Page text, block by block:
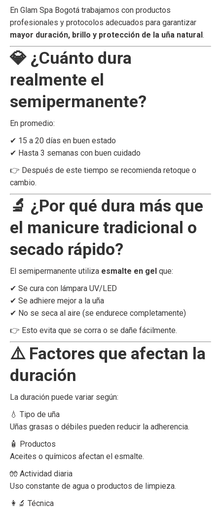
En Glam Spa Bogotá trabajamos con productos
profesionales y protocolos adecuados para garantizar
mayor duración, brillo y protección de la uña natural.
💎 ¿Cuánto dura
realmente el
semipermanente?
En promedio:
✔ 15 a 20 días en buen estado
✔ Hasta 3 semanas con buen cuidado
👉 Después de este tiempo se recomienda retoque o
cambio.
🔬 ¿Por qué dura más que
el manicure tradicional o
secado rápido?
El semipermanente utiliza esmalte en gel que:
✔ Se cura con lámpara UV/LED
✔ Se adhiere mejor a la uña
✔ No se seca al aire (se endurece completamente)
👉 Esto evita que se corra o se dañe fácilmente.
⚠️ Factores que afectan la
duración
La duración puede variar según:
💧 Tipo de uña
Uñas grasas o débiles pueden reducir la adherencia.
🧴 Productos
Aceites o químicos afectan el esmalte.
🧤 Actividad diaria
Uso constante de agua o productos de limpieza.
👩‍🔬 Técnica